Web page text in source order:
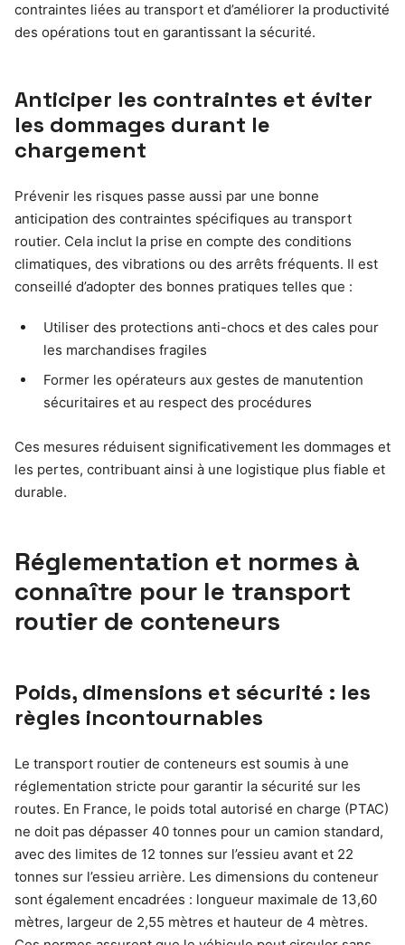
contraintes liées au transport et d’améliorer la productivité
des opérations tout en garantissant la sécurité.
Anticiper les contraintes et éviter
les dommages durant le
chargement
Prévenir les risques passe aussi par une bonne
anticipation des contraintes spécifiques au transport
routier. Cela inclut la prise en compte des conditions
climatiques, des vibrations ou des arrêts fréquents. Il est
conseillé d’adopter des bonnes pratiques telles que :
Utiliser des protections anti-chocs et des cales pour
les marchandises fragiles
Former les opérateurs aux gestes de manutention
sécuritaires et au respect des procédures
Ces mesures réduisent significativement les dommages et
les pertes, contribuant ainsi à une logistique plus fiable et
durable.
Réglementation et normes à
connaître pour le transport
routier de conteneurs
Poids, dimensions et sécurité : les
règles incontournables
Le transport routier de conteneurs est soumis à une
réglementation stricte pour garantir la sécurité sur les
routes. En France, le poids total autorisé en charge (PTAC)
ne doit pas dépasser 40 tonnes pour un camion standard,
avec des limites de 12 tonnes sur l’essieu avant et 22
tonnes sur l’essieu arrière. Les dimensions du conteneur
sont également encadrées : longueur maximale de 13,60
mètres, largeur de 2,55 mètres et hauteur de 4 mètres.